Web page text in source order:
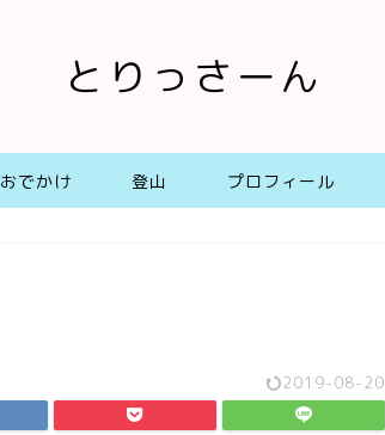
とりっさーん
おでかけ 登山 プロフィール
2019-08-20